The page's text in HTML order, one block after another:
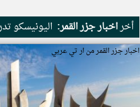
أخراخبار جزر القمر: اليونيسكو
اخبار جزر القمر من ار تي عربي